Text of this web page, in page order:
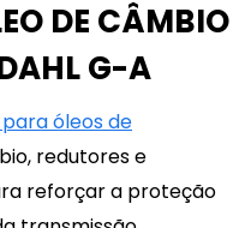
DE CÂMBIO
G-A
óleos de
redutores e
reforçar a proteção